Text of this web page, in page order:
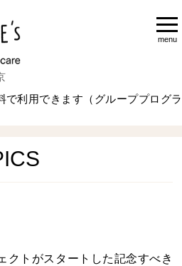
menu
で利用できます（グループプログラ
クトがスタートした記念すべき